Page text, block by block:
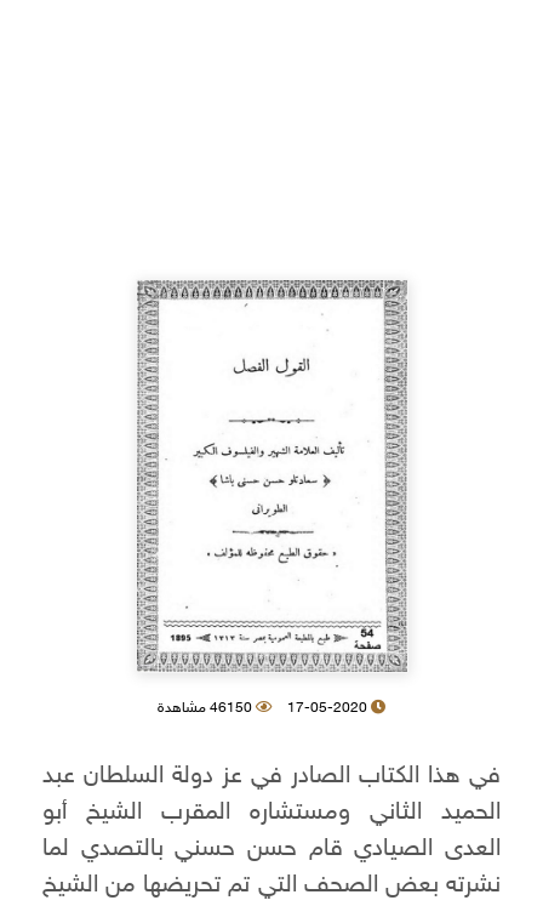
17-05-2020 46150 مشاهدة
في هذا الكتاب الصادر في عز دولة السلطان عبد
الحميد الثاني ومستشاره المقرب الشيخ أبو
العدى الصيادي قام حسن حسني بالتصدي لما
نشرته بعض الصحف التي تم تحريضها من الشيخ